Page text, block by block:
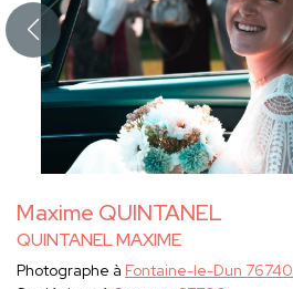
Maxime QUINTANEL
QUINTANEL MAXIME
Photographe à Fontaine-le-Dun 76740